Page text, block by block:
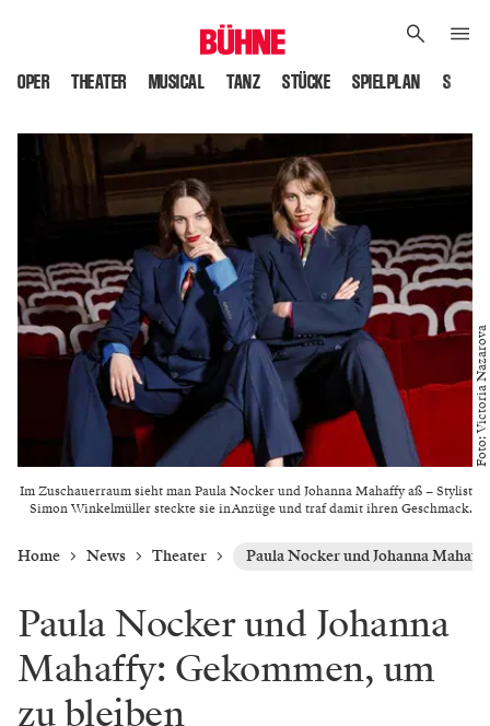
OPER THEATER MUSICAL TANZ STÜCKE SPIELPLAN
Im Zuschauerraum sieht man Paula Nocker und Johanna Mahaffy aß – Stylist
Simon Winkelmüller steckte sie in Anzüge und traf damit ihren Geschmack.
Foto: Victoria Nazarova
Home News Theater Paula Nocker und Johanna
Paula Nocker und Johanna
Mahaffy: Gekommen, um
zu bleiben